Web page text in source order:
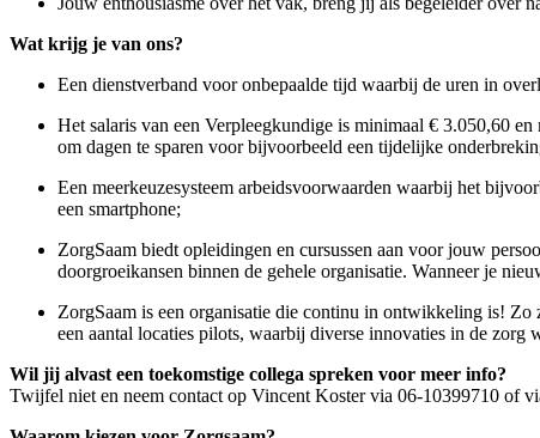
Wat krijg je van ons?
Een dienstverband voor onbepaalde tijd waarbij de uren in
Het salaris van een Verpleegkundige is minimaal € 3.050,60
om dagen te sparen voor bijvoorbeeld een tijdelijke
Een meerkeuzesysteem arbeidsvoorwaarden waarbij het
een smartphone;
ZorgSaam biedt opleidingen en cursussen aan voor jouw
doorgroeikansen binnen de gehele organisatie. Wanneer je
ZorgSaam is een organisatie die continu in ontwikkeling is!
een aantal locaties pilots, waarbij diverse innovaties in de zorg
Wil jij alvast een toekomstige collega spreken voor meer info?
Twijfel niet en neem contact op Vincent Koster via 06-10399710 of